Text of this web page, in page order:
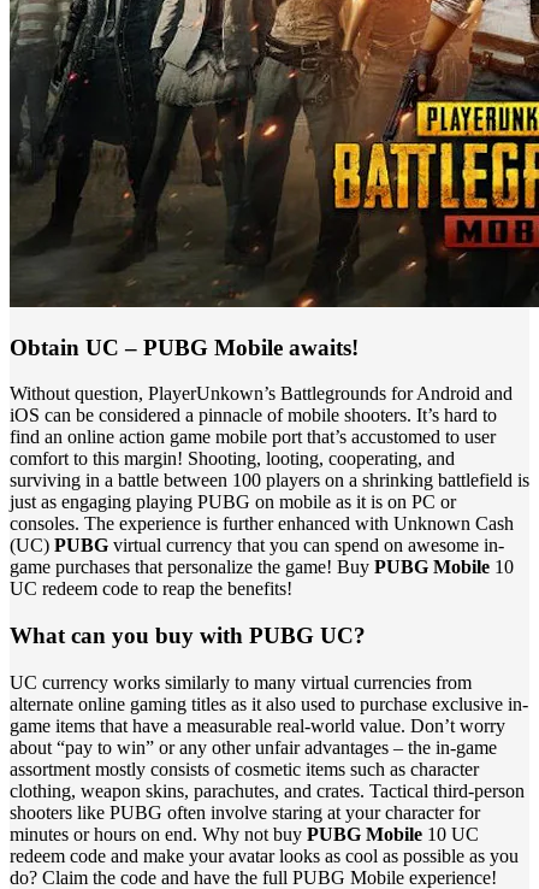
Obtain UC – PUBG Mobile awaits!
Without question, PlayerUnkown’s Battlegrounds for Android and
iOS can be considered a pinnacle of mobile shooters. It’s hard to
find an online action game mobile port that’s accustomed to user
comfort to this margin! Shooting, looting, cooperating, and
surviving in a battle between 100 players on a shrinking battlefield is
just as engaging playing PUBG on mobile as it is on PC or
consoles. The experience is further enhanced with Unknown Cash
(UC) PUBG virtual currency that you can spend on awesome in-
game purchases that personalize the game! Buy PUBG Mobile 10
UC redeem code to reap the benefits!
What can you buy with PUBG UC?
UC currency works similarly to many virtual currencies from
alternate online gaming titles as it also used to purchase exclusive in-
game items that have a measurable real-world value. Don’t worry
about “pay to win” or any other unfair advantages – the in-game
assortment mostly consists of cosmetic items such as character
clothing, weapon skins, parachutes, and crates. Tactical third-person
shooters like PUBG often involve staring at your character for
minutes or hours on end. Why not buy PUBG Mobile 10 UC
redeem code and make your avatar looks as cool as possible as you
do? Claim the code and have the full PUBG Mobile experience!